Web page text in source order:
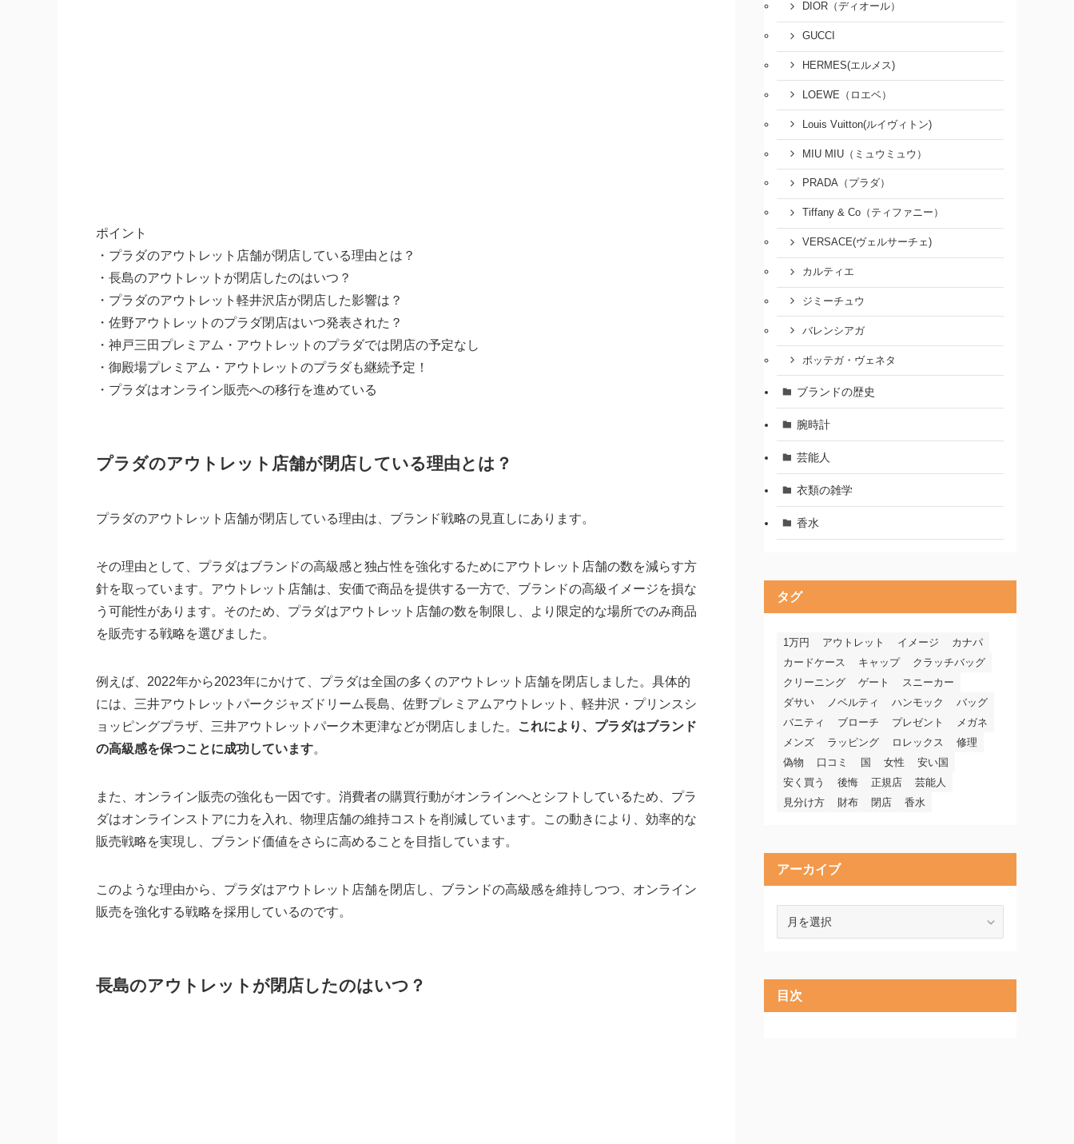
ポイント
・プラダのアウトレット店舗が閉店している理由とは？
・長島のアウトレットが閉店したのはいつ？
・プラダのアウトレット軽井沢店が閉店した影響は？
・佐野アウトレットのプラダ閉店はいつ発表された？
・神戸三田プレミアム・アウトレットのプラダでは閉店の予定なし
・御殿場プレミアム・アウトレットのプラダも継続予定！
・プラダはオンライン販売への移行を進めている
プラダのアウトレット店舗が閉店している理由とは？
プラダのアウトレット店舗が閉店している理由は、ブランド戦略の見直しにあります。
その理由として、プラダはブランドの高級感と独占性を強化するためにアウトレット店舗の数を減らす方
針を取っています。アウトレット店舗は、安価で商品を提供する一方で、ブランドの高級イメージを損な
う可能性があります。そのため、プラダはアウトレット店舗の数を制限し、より限定的な場所でのみ商品
を販売する戦略を選びました。
例えば、2022年から2023年にかけて、プラダは全国の多くのアウトレット店舗を閉店しました。具体的
には、三井アウトレットパークジャズドリーム長島、佐野プレミアムアウトレット、軽井沢・プリンスシ
ョッピングプラザ、三井アウトレットパーク木更津などが閉店しました。
これにより、プラダはブランド
の高級感を保つことに成功しています。
また、オンライン販売の強化も一因です。消費者の購買行動がオンラインへとシフトしているため、プラ
ダはオンラインストアに力を入れ、物理店舗の維持コストを削減しています。この動きにより、効率的な
販売戦略を実現し、ブランド価値をさらに高めることを目指しています。
このような理由から、プラダはアウトレット店舗を閉店し、ブランドの高級感を維持しつつ、オンライン
販売を強化する戦略を採用しているのです。
長島のアウトレットが閉店したのはいつ？
DIOR（ディオール）
GUCCI
HERMES(エルメス)
LOEWE（ロエベ）
Louis Vuitton(ルイヴィトン)
MIU MIU（ミュウミュウ）
PRADA（プラダ）
Tiffany & Co（ティファニー）
VERSACE(ヴェルサーチェ)
カルティエ
ジミーチュウ
バレンシアガ
ボッテガ・ヴェネタ
ブランドの歴史
腕時計
芸能人
衣類の雑学
香水
タグ
1万円 アウトレット イメージ
カナパ
カードケース
キャップ
クラッチバッグ
クリーニング
ゲート
スニーカー
ダサい
ノベルティ ハンモック
バッグ
バニティ
ブローチ プレゼント
メガネ
メンズ
ラッピング ロレックス
修理
偽物
口コミ 国 女性
安い国
安く買う
後悔 正規店
芸能人
見分け方
財布 閉店 香水
アーカイブ
ブ
目次